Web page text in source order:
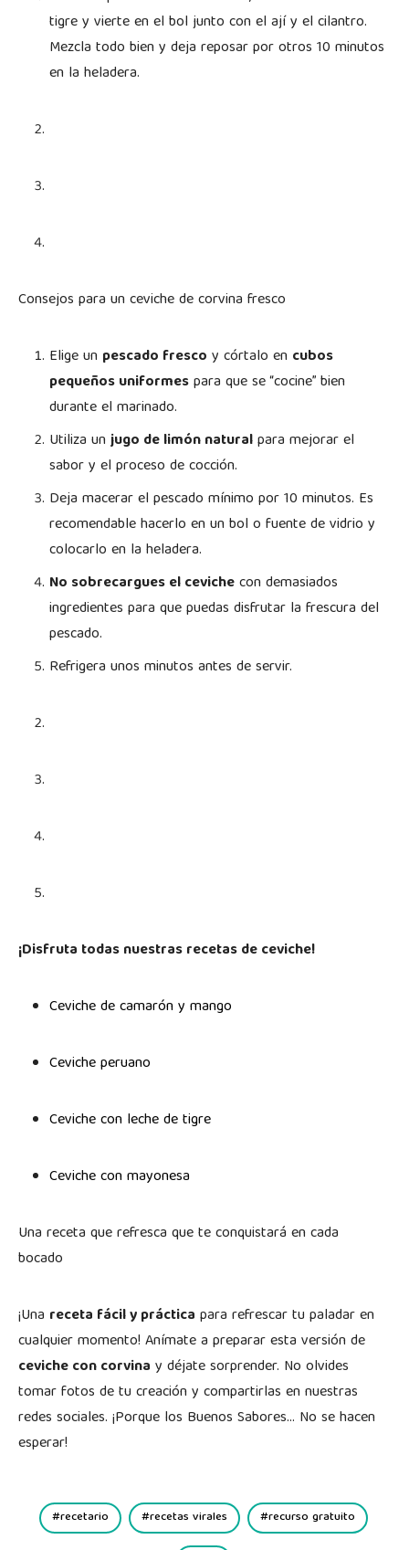
tigre y vierte en el bol junto con el ají y el cilantro.
Mezcla todo bien y deja reposar por otros 10 minutos
en la heladera.
Consejos para un ceviche de corvina fresco
Elige un pescado fresco y córtalo en cubos
pequeños uniformespara que se “cocine” bien
durante el marinado.
Utiliza unjugo de limón naturalpara mejorar el
sabor y el proceso de cocción.
Deja macerar el pescado mínimo por 10 minutos. Es
recomendable hacerlo en un bol o fuente de vidrio y
colocarlo en la heladera.
No sobrecargues el cevichecon demasiados
ingredientes para que puedas disfrutar la frescura del
pescado.
Refrigera unos minutos antes de servir.
¡Disfruta todas nuestras recetas de ceviche!
Ceviche de camarón y mango
Ceviche peruano
Ceviche con leche de tigre
Ceviche con mayonesa
Una receta que refresca que te conquistará en cada
bocado
¡Una receta fácil y práctica para refrescar tu paladar en
cualquier momento! Anímate a preparar esta versión de
ceviche con corvina y déjate sorprender. No olvides
tomar fotos de tu creación y compartirlas en nuestras
redes sociales. ¡Porque los Buenos Sabores… No se hacen
esperar!
recetario recetas virales recurso gratuito